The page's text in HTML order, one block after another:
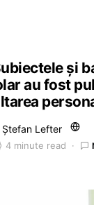
și
au fost
Ștefan Lefter
4 minute read